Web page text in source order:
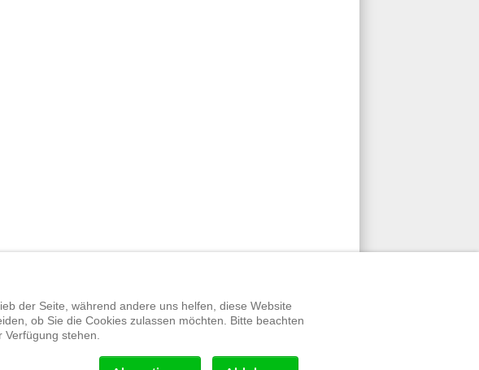
| Empfehlenswerte Links
der Seite, während andere uns helfen, diese Website
ob Sie die Cookies zulassen möchten. Bitte beachten
stehen.